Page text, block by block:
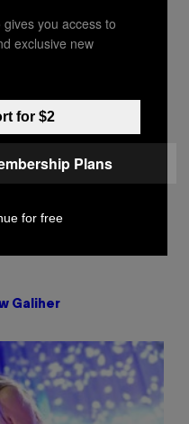
to
‘Spider-
Told Me It
Galiher
you access to
exclusive new
for $2
Plans
for free